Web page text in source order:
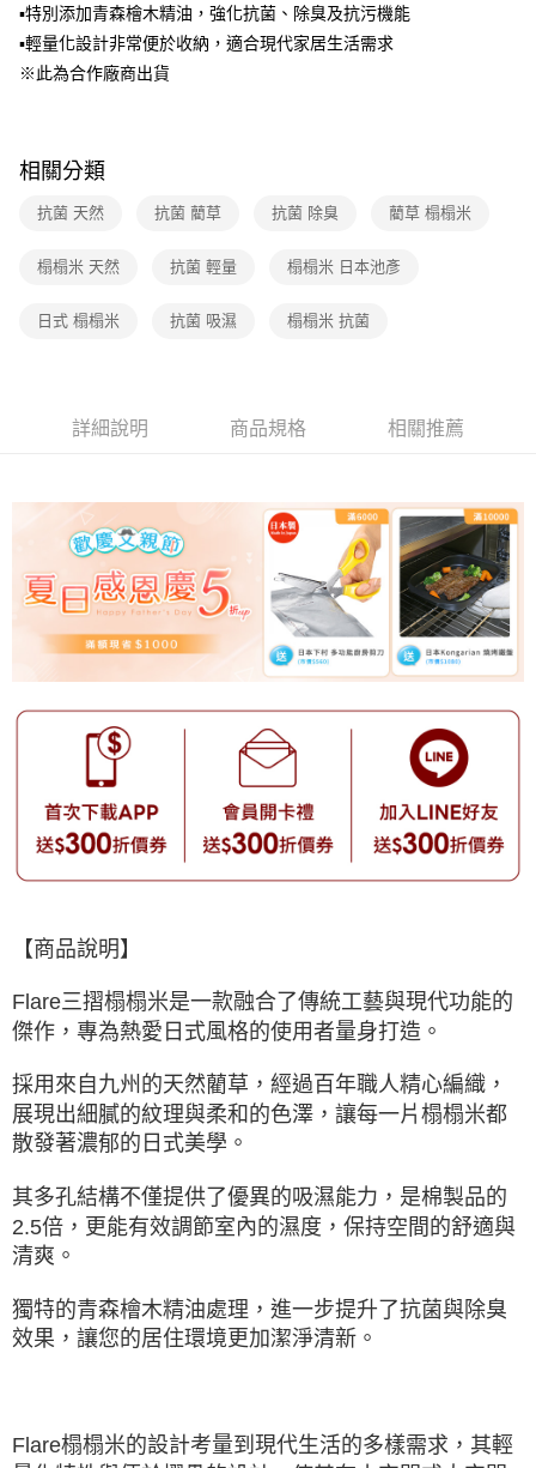
【注意事項】
1.本服務係由「台灣大哥大股份有限公司」（以下簡稱本公司）所提供，讓
用戶於交易時，得透過本服務購買商品或服務，並由商店將買賣／分期付款
買賣價金債權讓與本公司後，依約使用本公司帳單繳交帳款。
3.完整用戶服務條款，請詳閱以下連結：
▪特別添加青森檜木精油，強化抗菌、除臭及抗污機能
▪輕量化設計非常便於收納，適合現代家居生活需求
※此為合作廠商出貨
相關分類
抗菌 天然 抗菌 藺草 抗菌 除臭 藺草 榻榻米
榻榻米 天然 抗菌 輕量 榻榻米 日本池彥
日式 榻榻米 抗菌 吸濕 榻榻米 抗菌
詳細說明 商品規格 相關推薦
【商品說明】
Flare三摺榻榻米是一款融合了傳統工藝與現代功能的
傑作，專為熱愛日式風格的使用者量身打造。
採用來自九州的天然藺草，經過百年職人精心編織，
展現出細膩的紋理與柔和的色澤，讓每一片榻榻米都
散發著濃郁的日式美學。
其多孔結構不僅提供了優異的吸濕能力，是棉製品的
2.5倍，更能有效調節室內的濕度，保持空間的舒適與
清爽。
獨特的青森檜木精油處理，進一步提升了抗菌與除臭
效果，讓您的居住環境更加潔淨清新。
Flare榻榻米的設計考量到現代生活的多樣需求，其輕